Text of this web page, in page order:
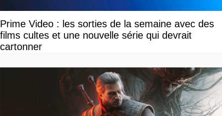
Prime Video : les sorties de la semaine avec des
films cultes et une nouvelle série qui devrait
cartonner